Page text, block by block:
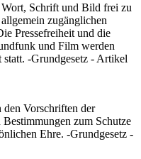
Wort, Schrift und Bild frei zu
zugänglichen
Pressefreiheit und die
und Film werden
-Grundgesetz - Artikel
den Vorschriften der
Bestimmungen zum Schutze
Ehre. -Grundgesetz -